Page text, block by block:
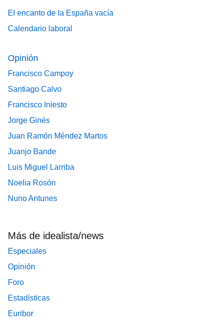
El encanto de la España vacía
Calendario laboral
Opinión
Francisco Campoy
Santiago Calvo
Francisco Iniesto
Jorge Ginés
Juan Ramón Méndez Martos
Juanjo Bande
Luis Miguel Larriba
Noelia Rosón
Nuno Antunes
Más de idealista/news
Especiales
Opinión
Foro
Estadísticas
Euribor